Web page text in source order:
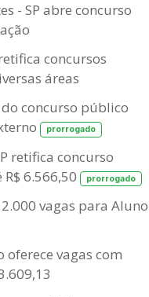
- SP abre concurso
concursos
áreas
do concurso público
prorrogado
retifica concurso
6.566,50
prorrogado
vagas para
oferece vagas com